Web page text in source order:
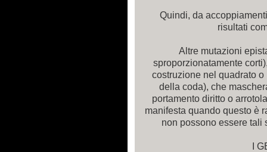
Quindi, da
risultati
Altre mutazioni
sproporzionatamente
costruzione nel quadrato o
della coda), che
portamento diritto o
manifesta quando questo è
non possono essere tali
I